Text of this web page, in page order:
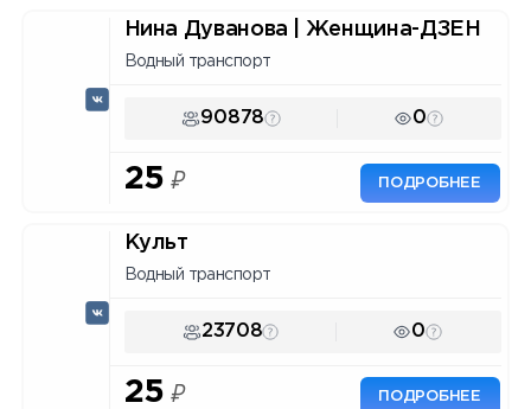
Нина Дуванова | Женщина-ДЗЕН
Водный транспорт
90878 0
25 ₽ ПОДРОБНЕЕ
Культ
Водный транспорт
23708 0
25 ₽ ПОДРОБНЕЕ